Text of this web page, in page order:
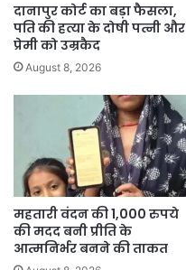
दानापुर कोर्ट का बड़ा फैसला,
पति की हत्या के दोषी पत्नी और
प्रेमी को उम्रकैद
August 8, 2026
महतारी वंदन की 1,000 रुपये
की मदद बनी प्रीति के
आत्मनिर्भर बनने की ताकत